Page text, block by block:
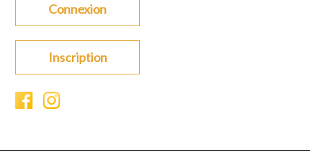
Connexion
Inscription